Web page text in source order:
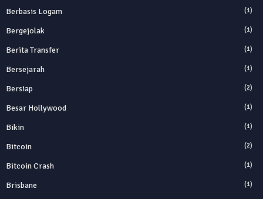
Berbasis Logam (1)
Bergejolak (1)
Berita Transfer (1)
Bersejarah (1)
Bersiap (2)
Besar Hollywood (1)
Bikin (1)
Bitcoin (2)
Bitcoin Crash (1)
Brisbane (1)